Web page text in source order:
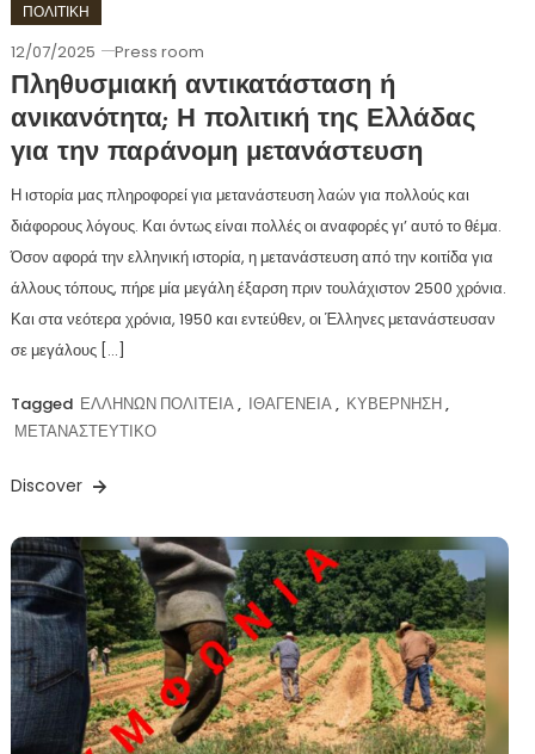
ΠΟΛΙΤΙΚΗ
12/07/2025 Press room
Πληθυσμιακή αντικατάσταση ή
ανικανότητα; Η πολιτική της Ελλάδας
για την παράνομη μετανάστευση
Η ιστορία μας πληροφορεί για μετανάστευση λαών για πολλούς και
διάφορους λόγους. Και όντως είναι πολλές οι αναφορές γι’ αυτό το θέμα.
Όσον αφορά την ελληνική ιστορία, η μετανάστευση από την κοιτίδα για
άλλους τόπους, πήρε μία μεγάλη έξαρση πριν τουλάχιστον 2500 χρόνια.
Και στα νεότερα χρόνια, 1950 και εντεύθεν, οι Έλληνες μετανάστευσαν
σε μεγάλους […]
Tagged ΕΛΛΗΝΩΝ ΠΟΛΙΤΕΙΑ, ΙΘΑΓΕΝΕΙΑ, ΚΥΒΕΡΝΗΣΗ,
ΜΕΤΑΝΑΣΤΕΥΤΙΚΟ
Discover